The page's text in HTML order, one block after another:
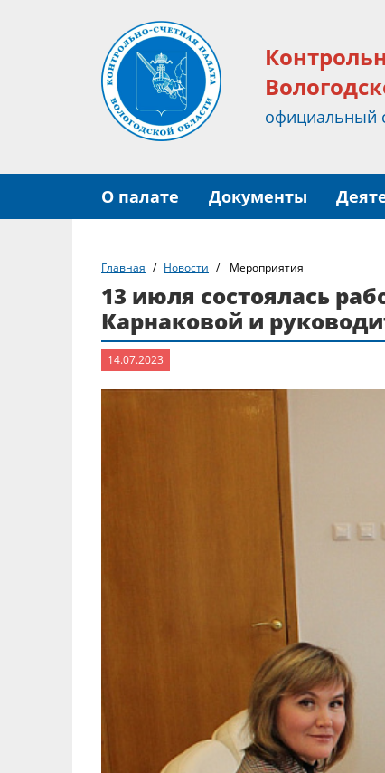
официальный
О палате Документы
Главная Новости Мероприятия
13 июля состоялась
Карнаковой и
14.07.2023